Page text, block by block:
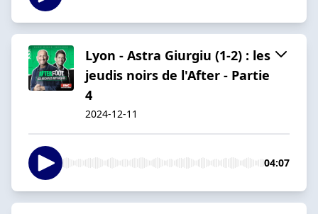
Lyon - Astra Giurgiu (1-2) : les
jeudis noirs de l'After - Partie
4
2024-12-11
04:07